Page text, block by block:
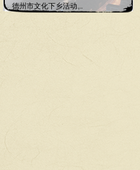
德州市文化下乡活动...